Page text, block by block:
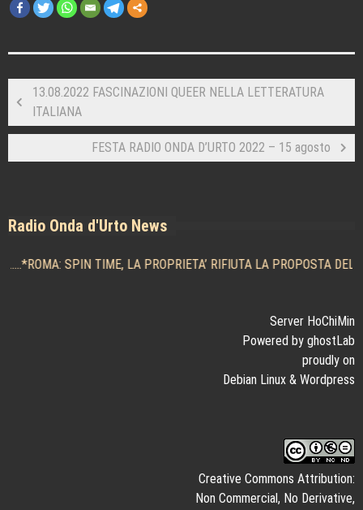
13.08.2022 FASCINAZIONI QUEER NELLA LETTERATURA
ITALIANA
FESTA RADIO ONDA D’URTO 2022 – 15 agosto
Radio Onda d'Urto News
ROMA: SPIN TIME, LA PROPRIETA’ RIFIUTA LA PROPOSTA
Server HoChiMin
Powered by ghostLab
proudly on
Debian Linux & Wordpress
Creative Commons Attribution:
Non Commercial, No Derivative,